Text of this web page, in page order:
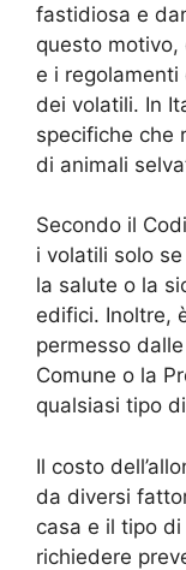
fastidiosa e
questo motivo,
e i regolamenti
dei volatili. In
specifiche che
di animali
Secondo il
i volatili solo
la salute o la
edifici. Inoltre,
permesso
Comune o la
qualsiasi tipo
Il costo
da diversi
casa e il tipo
richiedere